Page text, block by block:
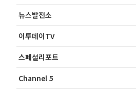
뉴스발전소
이투데이TV
스페셜리포트
Channel 5